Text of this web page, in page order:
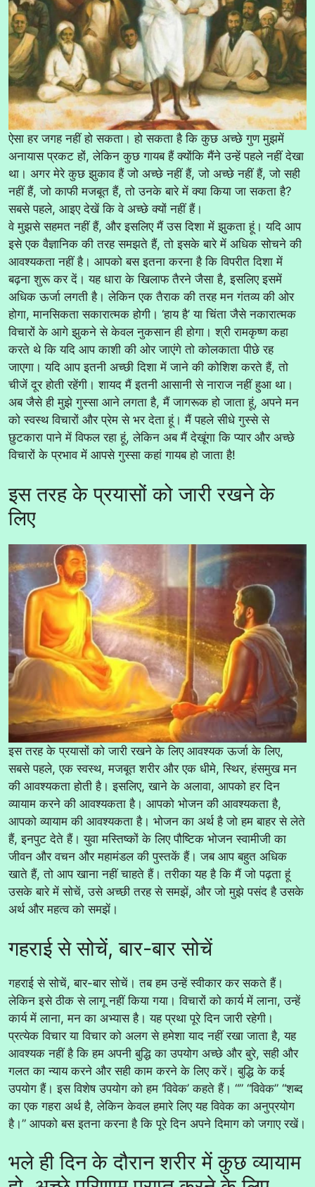
ऐसा हर जगह नहीं हो सकता। हो सकता है कि कुछ अच्छे गुण मुझमें
अनायास प्रकट हों, लेकिन कुछ गायब हैं क्योंकि मैंने उन्हें पहले नहीं देखा
था। अगर मेरे कुछ झुकाव हैं जो अच्छे नहीं हैं, जो अच्छे नहीं हैं, जो सही
नहीं हैं, जो काफी मजबूत हैं, तो उनके बारे में क्या किया जा सकता है?
सबसे पहले, आइए देखें कि वे अच्छे क्यों नहीं हैं।
वे मुझसे सहमत नहीं हैं, और इसलिए मैं उस दिशा में झुकता हूं। यदि आप
इसे एक वैज्ञानिक की तरह समझते हैं, तो इसके बारे में अधिक सोचने की
आवश्यकता नहीं है। आपको बस इतना करना है कि विपरीत दिशा में
बढ़ना शुरू कर दें। यह धारा के खिलाफ तैरने जैसा है, इसलिए इसमें
अधिक ऊर्जा लगती है। लेकिन एक तैराक की तरह मन गंतव्य की ओर
होगा, मानसिकता सकारात्मक होगी। ‘हाय है’ या चिंता जैसे नकारात्मक
विचारों के आगे झुकने से केवल नुकसान ही होगा। श्री रामकृष्ण कहा
करते थे कि यदि आप काशी की ओर जाएंगे तो कोलकाता पीछे रह
जाएगा। यदि आप इतनी अच्छी दिशा में जाने की कोशिश करते हैं, तो
चीजें दूर होती रहेंगी। शायद मैं इतनी आसानी से नाराज नहीं हुआ था।
अब जैसे ही मुझे गुस्सा आने लगता है, मैं जागरूक हो जाता हूं, अपने मन
को स्वस्थ विचारों और प्रेम से भर देता हूं। मैं पहले सीधे गुस्से से
छुटकारा पाने में विफल रहा हूं, लेकिन अब मैं देखूंगा कि प्यार और अच्छे
विचारों के प्रभाव में आपसे गुस्सा कहां गायब हो जाता है!
इस तरह के प्रयासों को जारी रखने के
लिए
इस तरह के प्रयासों को जारी रखने के लिए आवश्यक ऊर्जा के लिए,
सबसे पहले, एक स्वस्थ, मजबूत शरीर और एक धीमे, स्थिर, हंसमुख मन
की आवश्यकता होती है। इसलिए, खाने के अलावा, आपको हर दिन
व्यायाम करने की आवश्यकता है। आपको भोजन की आवश्यकता है,
आपको व्यायाम की आवश्यकता है। भोजन का अर्थ है जो हम बाहर से लेते
हैं, इनपुट देते हैं। युवा मस्तिष्कों के लिए पौष्टिक भोजन स्वामीजी का
जीवन और वचन और महामंडल की पुस्तकें हैं। जब आप बहुत अधिक
खाते हैं, तो आप खाना नहीं चाहते हैं। तरीका यह है कि मैं जो पढ़ता हूं
उसके बारे में सोचें, उसे अच्छी तरह से समझें, और जो मुझे पसंद है उसके
अर्थ और महत्व को समझें।
गहराई से सोचें, बार-बार सोचें
गहराई से सोचें, बार-बार सोचें। तब हम उन्हें स्वीकार कर सकते हैं।
लेकिन इसे ठीक से लागू नहीं किया गया। विचारों को कार्य में लाना, उन्हें
कार्य में लाना, मन का अभ्यास है। यह प्रथा पूरे दिन जारी रहेगी।
प्रत्येक विचार या विचार को अलग से हमेशा याद नहीं रखा जाता है, यह
आवश्यक नहीं है कि हम अपनी बुद्धि का उपयोग अच्छे और बुरे, सही और
गलत का न्याय करने और सही काम करने के लिए करें। बुद्धि के कई
उपयोग हैं। इस विशेष उपयोग को हम ‘विवेक’ कहते हैं। “” “विवेक” “शब्द
का एक गहरा अर्थ है, लेकिन केवल हमारे लिए यह विवेक का अनुप्रयोग
है।” आपको बस इतना करना है कि पूरे दिन अपने दिमाग को जगाए रखें।
भले ही दिन के दौरान शरीर में कुछ व्यायाम